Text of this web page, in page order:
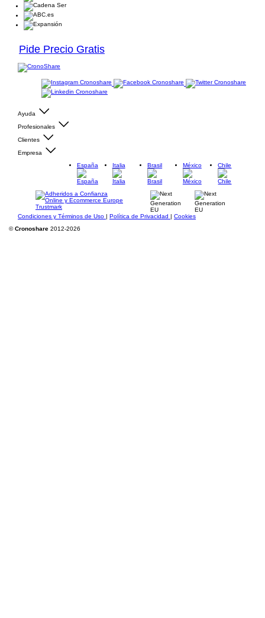
Pide Precio Gratis
Ayuda
Profesionales
Clientes
Empresa
España
Italia Brasil México Chile
Condiciones y Términos de Uso | Política de Privacidad | Cookies
©Cronoshare 2012-2026